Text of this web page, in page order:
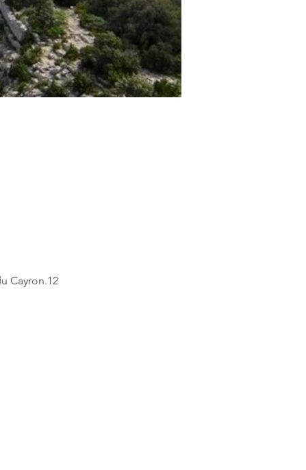
Cayron.12